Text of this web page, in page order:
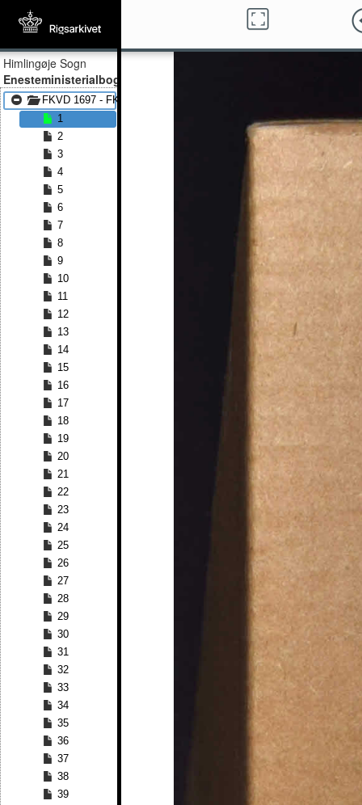
Himlingøje Sogn
Enesteministerialbog
FKVD 1697 - FKVD 1809
1
2
3
4
5
6
7
8
9
10
11
12
13
14
15
16
17
18
19
20
21
22
23
24
25
26
27
28
29
30
31
32
33
34
35
36
37
38
39